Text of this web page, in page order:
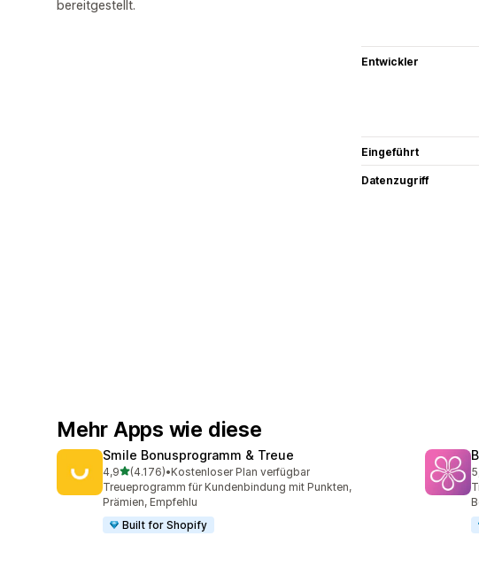
bereitgestellt.
Entwickler
Eingeführt
Datenzugriff
Mehr Apps wie diese
Smile Bonusprogramm & Treue
4,9von 5 Sternen
(4.176)
4176 Rezensionen insgesamt
•Kostenloser Plan verfügbar
Treueprogramm für Kundenbindung mit Punkten,
Prämien, Empfehlu
Built for Shopify